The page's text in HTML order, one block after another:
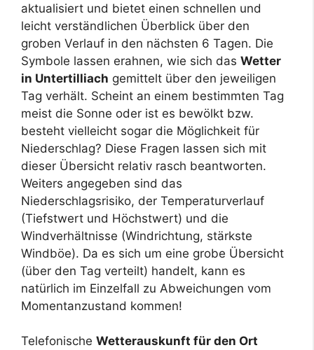
aktualisiert und bietet einen schnellen und
leicht verständlichen Überblick über den
groben Verlauf in den nächsten 6 Tagen. Die
Symbole lassen erahnen, wie sich das Wetter
in Untertilliach gemittelt über den jeweiligen
Tag verhält. Scheint an einem bestimmten Tag
meist die Sonne oder ist es bewölkt bzw.
besteht vielleicht sogar die Möglichkeit für
Niederschlag? Diese Fragen lassen sich mit
dieser Übersicht relativ rasch beantworten.
Weiters angegeben sind das
Niederschlagsrisiko, der Temperaturverlauf
(Tiefstwert und Höchstwert) und die
Windverhältnisse (Windrichtung, stärkste
Windböe). Da es sich um eine grobe Übersicht
(über den Tag verteilt) handelt, kann es
natürlich im Einzelfall zu Abweichungen vom
Momentanzustand kommen!
Telefonische Wetterauskunft für den Ort